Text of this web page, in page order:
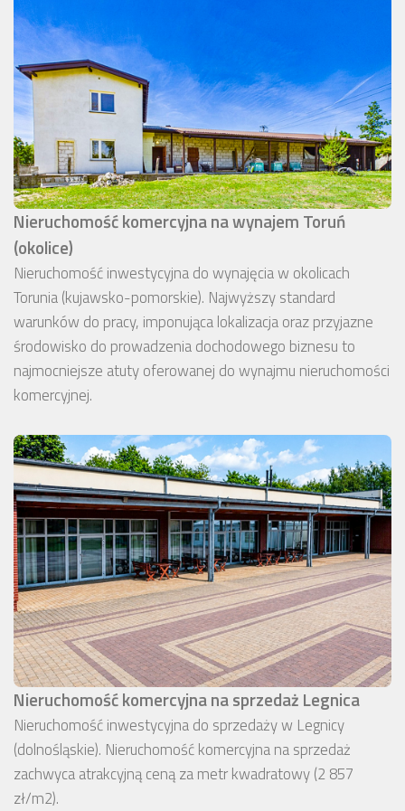
Nieruchomość komercyjna na wynajem Toruń
(okolice)
Nieruchomość inwestycyjna do wynajęcia w okolicach
Torunia (kujawsko-pomorskie). Najwyższy standard
warunków do pracy, imponująca lokalizacja oraz przyjazne
środowisko do prowadzenia dochodowego biznesu to
najmocniejsze atuty oferowanej do wynajmu nieruchomości
komercyjnej.
Nieruchomość komercyjna na sprzedaż Legnica
Nieruchomość inwestycyjna do sprzedaży w Legnicy
(dolnośląskie). Nieruchomość komercyjna na sprzedaż
zachwyca atrakcyjną ceną za metr kwadratowy (2 857
zł/m2).